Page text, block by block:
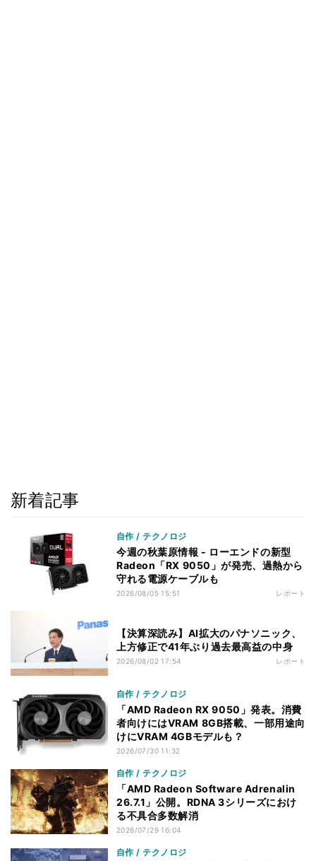
新着記事
自作 / テクノロジ
今週の秋葉原情報 - ローエンドの新型
Radeon「RX 9050」が発売、過熱から
守れる電源ケーブルも
2026/08/05 15:51 レポート
【決算深読み】AI拡大のパナソニック、
上方修正で41年ぶり過去最高益の中身
2026/08/02 17:54 レポート
自作 / テクノロジ
「AMD Radeon RX 9050」発表。消費
者向けにはVRAM 8GB搭載、一部用途向
けにVRAM 4GBモデルも？
2026/07/30 11:32
自作 / テクノロジ
「AMD Radeon Software Adrenalin
26.7.1」公開。RDNA 3シリーズにおけ
る不具合多数解消
2026/07/29 16:04
自作 / テクノロジ